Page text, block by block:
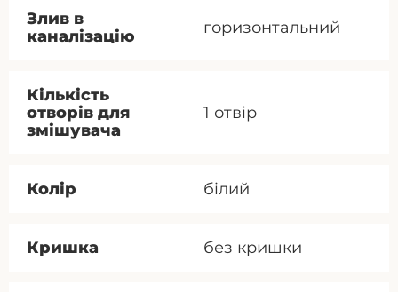
Злив в
каналізацію
горизонтальний
Кількість
отворів для
змішувача
1 отвір
Колір білий
Кришка без кришки